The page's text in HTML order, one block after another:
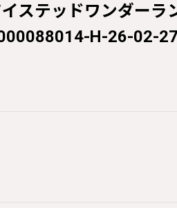
ステッドワンダー
H-26-02-